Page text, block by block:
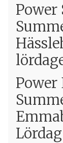
Power
Power